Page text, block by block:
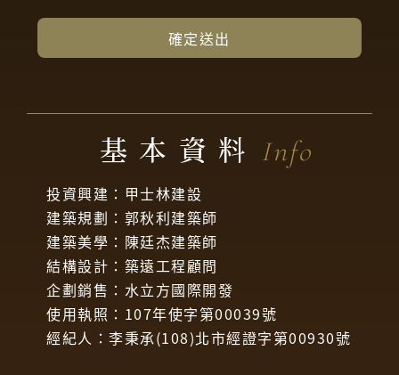
確定送出
基本資料 Info
投資興建：甲士林建設
建築規劃：郭秋利建築師
建築美學：陳廷杰建築師
結構設計：築遠工程顧問
企劃銷售：水立方國際開發
使用執照：107年使字第00039號
經紀人：李秉承(108)北市經證字第00930號